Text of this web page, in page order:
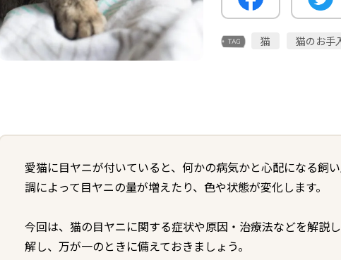
猫 猫のお手
愛猫に目ヤニが付いていると、何かの病気かと心配になる飼
調によって目ヤニの量が増えたり、色や状態が変化します。
今回は、猫の目ヤニに関する症状や原因・治療法などを解説
解し、万が一のときに備えておきましょう。